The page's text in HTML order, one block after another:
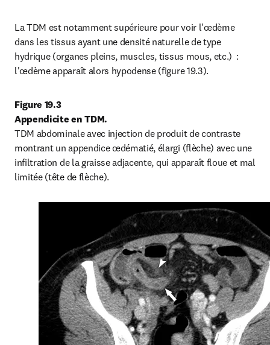
La TDM est notamment supérieure pour voir l'œdème
dans les tissus ayant une densité naturelle de type
hydrique (organes pleins, muscles, tissus mous, etc.)  :
l'œdème apparaît alors hypodense (figure 19.3).
Figure 19.3
Appendicite en TDM.
TDM abdominale avec injection de produit de contraste
montrant un appendice œdématié, élargi (flèche) avec une
infiltration de la graisse adjacente, qui apparaît floue et mal
limitée (tête de flèche).